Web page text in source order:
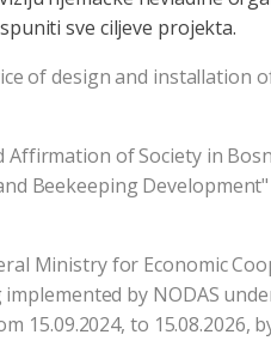
sve ciljeve projekta.
of design and
of Society in
Beekeeping
Ministry for Economic
by NODAS
15.09.2024, to 15.08.2026,